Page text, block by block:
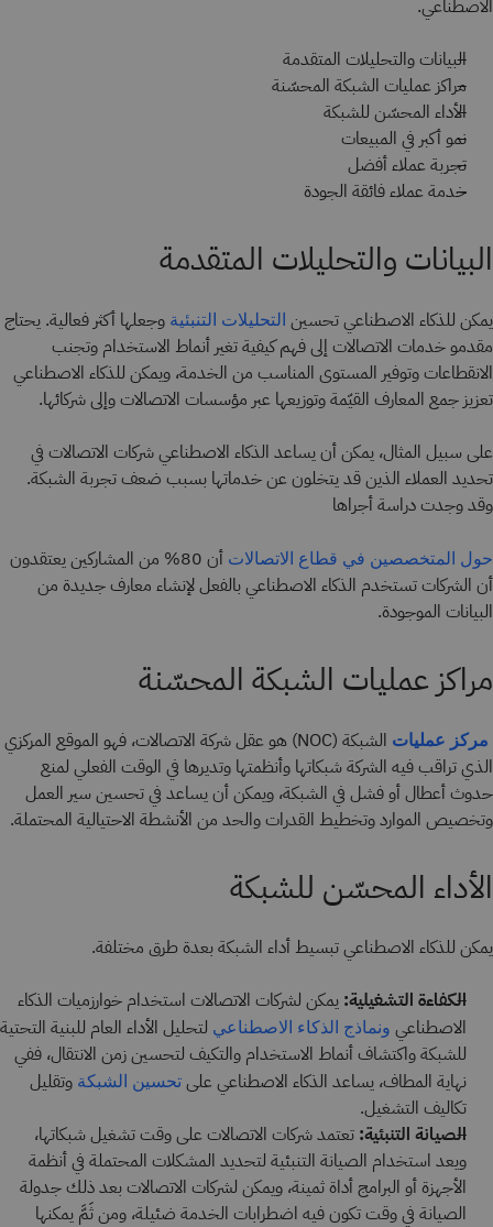
الاصطناعي.
البيانات والتحليلات المتقدمة
مراكز عمليات الشبكة المحسّنة
الأداء المحسّن للشبكة
نمو أكبر في المبيعات
تجربة عملاء أفضل
خدمة عملاء فائقة الجودة
البيانات والتحليلات المتقدمة
يمكن للذكاء الاصطناعي تحسين التحليلات التنبئية وجعلها أكثر فعالية. يحتاج
مقدمو خدمات الاتصالات إلى فهم كيفية تغير أنماط الاستخدام وتجنب
الانقطاعات وتوفير المستوى المناسب من الخدمة، ويمكن للذكاء الاصطناعي
تعزيز جمع المعارف القيّمة وتوزيعها عبر مؤسسات الاتصالات وإلى شركائها.
على سبيل المثال، يمكن أن يساعد الذكاء الاصطناعي شركات الاتصالات في
تحديد العملاء الذين قد يتخلون عن خدماتها بسبب ضعف تجربة الشبكة.
وقد وجدت دراسة أجراها
حول المتخصصين في قطاع الاتصالات
أن 80% من المشاركين يعتقدون
أن الشركات تستخدم الذكاء الاصطناعي بالفعل لإنشاء معارف جديدة من
البيانات الموجودة.
مراكز عمليات الشبكة المحسّنة
مركز عمليات
الشبكة (NOC) هو عقل شركة الاتصالات، فهو الموقع المركزي
الذي تراقب فيه الشركة شبكاتها وأنظمتها وتديرها في الوقت الفعلي لمنع
حدوث أعطال أو فشل في الشبكة، ويمكن أن يساعد في تحسين سير العمل
وتخصيص الموارد وتخطيط القدرات والحد من الأنشطة الاحتيالية المحتملة.
الأداء المحسّن للشبكة
يمكن للذكاء الاصطناعي تبسيط أداء الشبكة بعدة طرق مختلفة.
الكفاءة التشغيلية: يمكن لشركات الاتصالات استخدام خوارزميات الذكاء
الاصطناعي ونماذج الذكاء الاصطناعي لتحليل الأداء العام للبنية التحتية
للشبكة واكتشاف أنماط الاستخدام والتكيف لتحسين زمن الانتقال، ففي
نهاية المطاف، يساعد الذكاء الاصطناعي على تحسين الشبكة وتقليل
تكاليف التشغيل.
الصيانة التنبئية: تعتمد شركات الاتصالات على وقت تشغيل شبكاتها،
ويعد استخدام الصيانة التنبئية لتحديد المشكلات المحتملة في أنظمة
الأجهزة أو البرامج أداة ثمينة، ويمكن لشركات الاتصالات بعد ذلك جدولة
الصيانة في وقت تكون فيه اضطرابات الخدمة ضئيلة، ومن ثَمَّ يمكنها